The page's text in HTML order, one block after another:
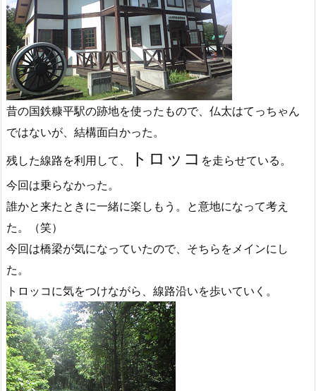
昔の国鉄糠平駅の跡地を使ったもので、仏太はてっちゃん
ではないが、結構面白かった。
残した線路を利用して、
トロッコ を走らせている。
今回は乗らなかった。
誰かと来たときに一緒に楽しもう。と意地になって考え
た。（笑）
今回は橋梁が気になっていたので、そちらをメインにし
た。
トロッコに気をつけながら、線路沿いを歩いていく。